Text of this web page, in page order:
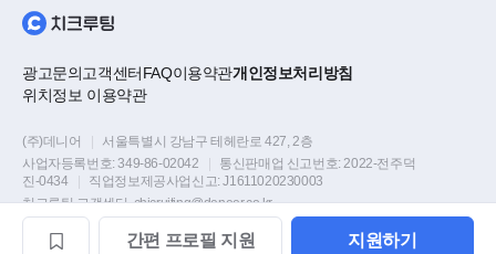
지원하기
간편 프로필 지원
광고문의고객센터FAQ이용약관개인정보처리방침
위치정보 이용약관
(주)데니어
서울특별시 강남구 테헤란로 427, 2층
사업자등록번호:349-86-02042 통신판매업 신고번호:2022-전주덕
진-0434
직업정보제공사업신고:J1611020230003
치크루팅 고객센터chicruiting@deneer.co.kr
Copyright © DENEER Corp. all rights reserved.